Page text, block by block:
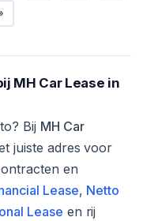
MH Car Lease in
Bij MH Car
juiste adres voor
en
Lease, Netto
Lease en rij